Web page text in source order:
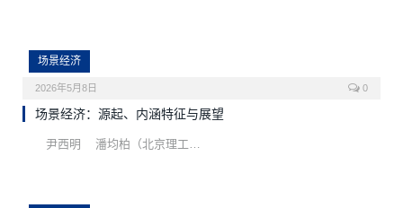
场景经济
2026年5月8日 0
场景经济：源起、内涵特征与展望
尹西明 潘均柏（北京理工…